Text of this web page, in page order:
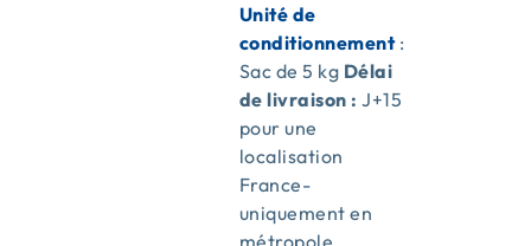
Unité de
conditionnement:
Sac de 5 kg Délai
de livraison : J+15
pour une
localisation
France-
uniquement en